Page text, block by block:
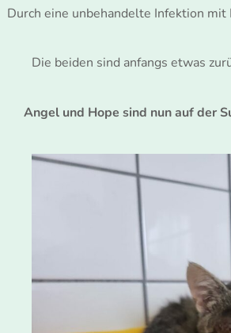
Durch eine unbehandelte Infektion
Die beiden sind anfangs etwas
Angel und Hope sind nun auf der